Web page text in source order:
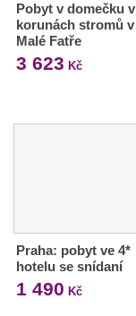
Pobyt v domečku v
korunách stromů v
Malé Fatře
3 623 Kč
Praha: pobyt ve 4*
hotelu se snídaní
1 490 Kč